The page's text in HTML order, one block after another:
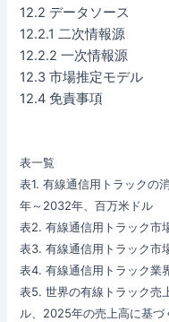
12.2 データソース
12.2.1 二次情報源
12.2.2 一次情報源
12.3 市場推定モデル
12.4 免責事項
表一覧
表1. 有線通信用トラックの
年～2032年、百万米ドル
表2. 有線通信用トラック市
表3. 有線通信用トラック市
表4. 有線通信用トラック業
表5. 世界の有線トラック売
ル、2025年の売上高に基づ